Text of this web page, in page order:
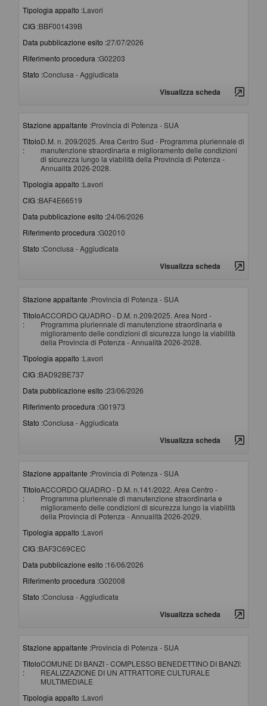
Tipologia appalto :Lavori
CIG :BBF001439B
Data pubblicazione esito :27/07/2026
Riferimento procedura :G02203
Stato :Conclusa - Aggiudicata
Visualizza scheda
Stazione appaltante :Provincia di Potenza - SUA
Titolo
:
D.M. n. 209/2025. Area Centro Sud - Programma pluriennale di
manutenzione straordinaria e miglioramento delle condizioni
di sicurezza lungo la viabilità della Provincia di Potenza -
Annualità 2026-2028.
Tipologia appalto :Lavori
CIG :BAF4E66519
Data pubblicazione esito :24/06/2026
Riferimento procedura :G02010
Stato :Conclusa - Aggiudicata
Visualizza scheda
Stazione appaltante :Provincia di Potenza - SUA
Titolo
:
ACCORDO QUADRO - D.M. n.209/2025. Area Nord -
Programma pluriennale di manutenzione straordinaria e
miglioramento delle condizioni di sicurezza lungo la viabilità
della Provincia di Potenza - Annualità 2026-2028.
Tipologia appalto :Lavori
CIG :BAD92BE737
Data pubblicazione esito :23/06/2026
Riferimento procedura :G01973
Stato :Conclusa - Aggiudicata
Visualizza scheda
Stazione appaltante :Provincia di Potenza - SUA
Titolo
:
ACCORDO QUADRO - D.M. n.141/2022. Area Centro -
Programma pluriennale di manutenzione straordinaria e
miglioramento delle condizioni di sicurezza lungo la viabilità
della Provincia di Potenza - Annualità 2026-2029.
Tipologia appalto :Lavori
CIG :BAF3C69CEC
Data pubblicazione esito :16/06/2026
Riferimento procedura :G02008
Stato :Conclusa - Aggiudicata
Visualizza scheda
Stazione appaltante :Provincia di Potenza - SUA
Titolo
:
COMUNE DI BANZI - COMPLESSO BENEDETTINO DI BANZI:
REALIZZAZIONE DI UN ATTRATTORE CULTURALE
MULTIMEDIALE
Tipologia appalto :Lavori